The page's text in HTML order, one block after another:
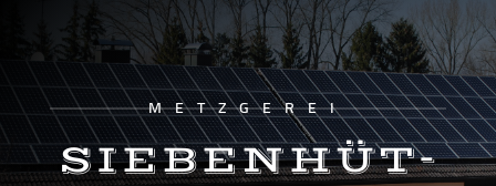
METZ­GE­REI
SIE­BEN­HÜT­